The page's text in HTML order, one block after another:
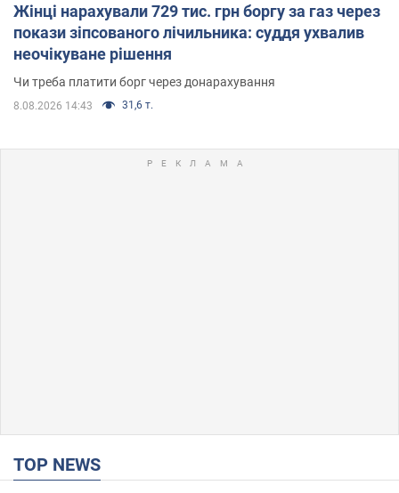
Жінці нарахували 729 тис. грн боргу за газ через
покази зіпсованого лічильника: суддя ухвалив
неочікуване рішення
Чи треба платити борг через донарахування
8.08.2026 14:43 31,6 т.
TOP NEWS